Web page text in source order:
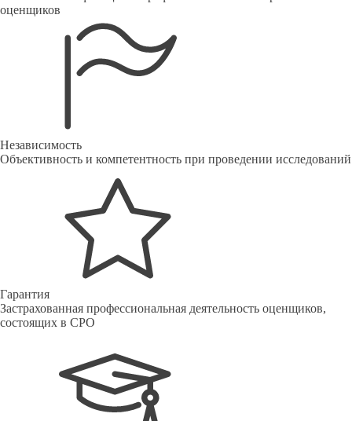
оценщиков
Независимость
Объективность и компетентность при проведении исследований
Гарантия
Застрахованная профессиональная деятельность оценщиков,
состоящих в СРО